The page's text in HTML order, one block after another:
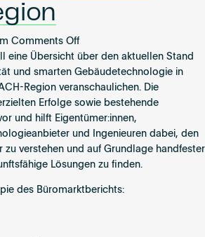
Comments Offon
Zahlen,
Daten,
Fakten
zu
digitaler
Konnektivität
und
Smart
in
eine Übersicht über den aktuellen Stand
und smarten Gebäudetechnologie in
Region veranschaulichen. Die
Erfolge sowie bestehende
und hilft Eigentümer:innen,
und Ingenieuren dabei, den
zu verstehen und auf Grundlage handfester
Lösungen zu finden.
des Büromarktberichts: